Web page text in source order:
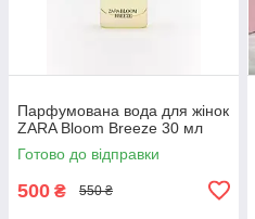
Парфумована вода для жінок
ZARA Bloom Breeze 30 мл
Готово до відправки
500 ₴ 550 ₴